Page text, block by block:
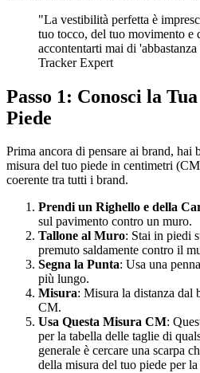
"La vestibilità perfetta è
tuo tocco, del tuo movimento e
accontentarti mai di
Tracker Expert
Passo 1: Conosci la
Piede
Prima ancora di pensare ai brand, hai
misura del tuo piede in centimetri
coerente tra tutti i brand.
Prendi un Righello e della
sul pavimento contro un muro.
Tallone al Muro: Stai in piedi
premuto saldamente contro il
Segna la Punta: Usa una
più lungo.
Misura: Misura la distanza dal
CM.
Usa Questa Misura CM:
per la tabella delle taglie di
generale è cercare una scarpa
della misura del tuo piede per